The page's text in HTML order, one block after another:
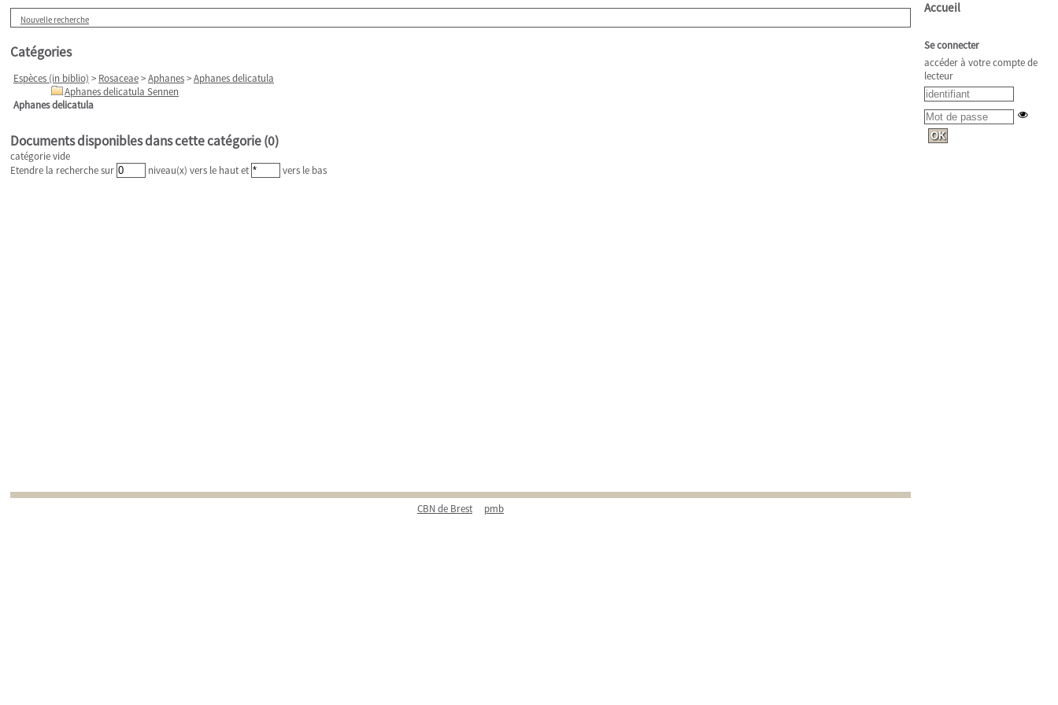
Nouvelle recherche
Catégories
Espèces (in biblio) > Rosaceae>Aphanes>Aphanes delicatula
Aphanes delicatula Sennen
Aphanes delicatula
Documents disponibles dans cette catégorie (0)
catégorie vide
Etendre la recherche sur
niveau(x) vers le haut et vers le bas
CBN de Brest pmb
Accueil
Se connecter
accéder à votre compte de
lecteur